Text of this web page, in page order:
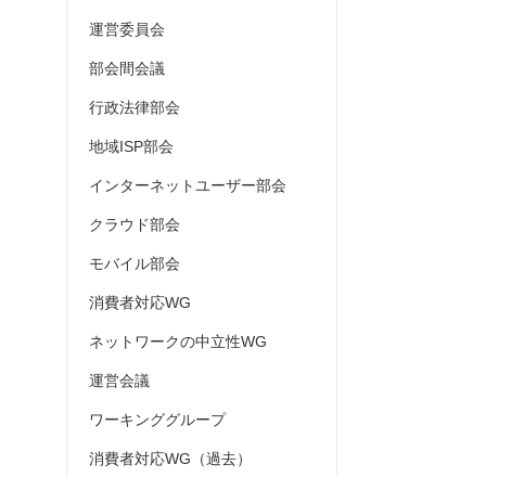
運営委員会
部会間会議
行政法律部会
地域ISP部会
インターネットユーザー部会
クラウド部会
モバイル部会
消費者対応WG
ネットワークの中立性WG
運営会議
ワーキンググループ
消費者対応WG（過去）